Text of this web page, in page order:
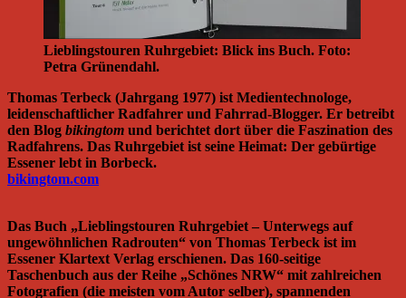
Lieblingstouren Ruhrgebiet: Blick ins Buch. Foto:
Petra Grünendahl.
Thomas Terbeck (Jahrgang 1977) ist Medientechnologe,
leidenschaftlicher Radfahrer und Fahrrad-Blogger. Er betreibt
den Blog bikingtom und berichtet dort über die Faszination des
Radfahrens. Das Ruhrgebiet ist seine Heimat: Der gebürtige
Essener lebt in Borbeck.
bikingtom.com
Das Buch „Lieblingstouren Ruhrgebiet – Unterwegs auf
ungewöhnlichen Radrouten“ von Thomas Terbeck ist im
Essener Klartext Verlag erschienen. Das 160-seitige
Taschenbuch aus der Reihe „Schönes NRW“ mit zahlreichen
Fotografien (die meisten vom Autor selber), spannenden